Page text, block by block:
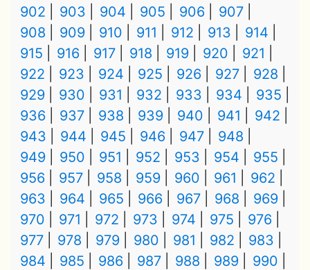
902
903 904 905 906
907
908
909 910 911 912 913
914
915
916 917 918 919 920
921
922
923 924 925 926 927
928
929
930 931 932 933 934
935
936
937 938 939 940 941
942
943
944 945 946 947
948
949
950 951 952 953 954
955
956
957 958 959 960 961
962
963
964 965 966 967 968
969
970
971 972 973 974 975
976
977
978 979 980 981 982
983
984
985 986 987 988 989
990